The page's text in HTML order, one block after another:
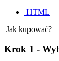
HTML
Jak kupować?
Krok 1 -